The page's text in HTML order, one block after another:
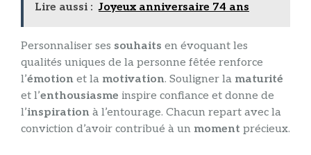
Lire aussi : Joyeux anniversaire 74 ans
Personnaliser ses souhaits en évoquant les
qualités uniques de la personne fêtée renforce
l’émotion et la motivation. Souligner la maturité
et l’enthousiasme inspire confiance et donne de
l’inspiration à l’entourage. Chacun repart avec la
conviction d’avoir contribué à un moment précieux.